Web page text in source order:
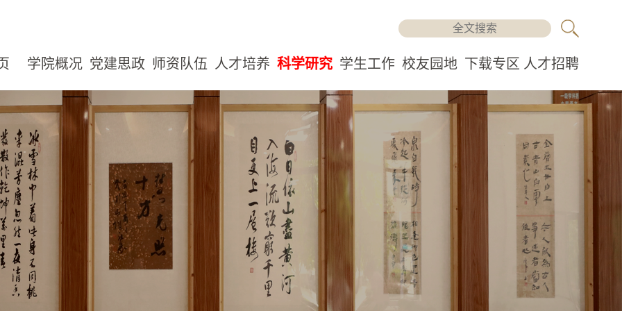
人才招聘
下载专区
校友园地
学生工作
科学研究
人才培养
师资队伍
党建思政
学院概况